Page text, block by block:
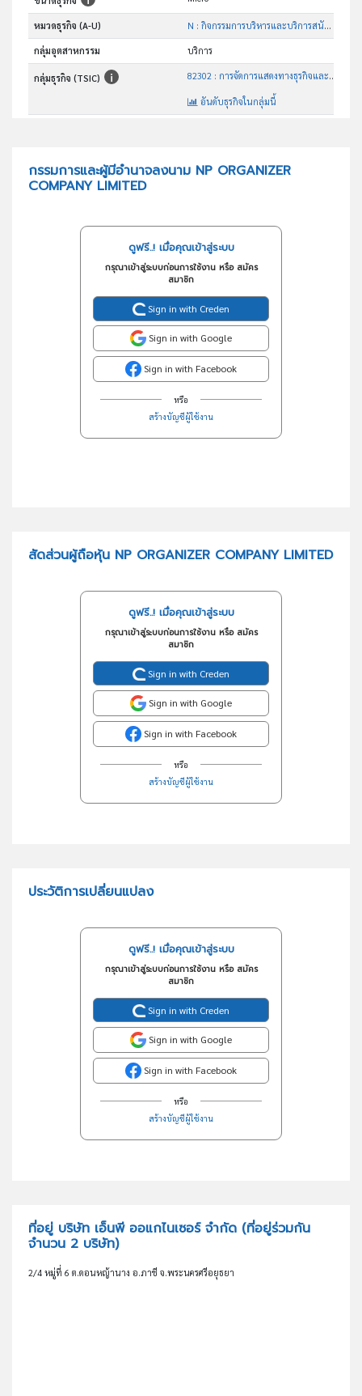
หมวดธุรกิจ (A-U) N : กิจกรรมการบริหารและบริการสนับสนุน
กลุ่มอุตสาหกรรม บริการ
กลุ่มธุรกิจ (TSIC) 82302 : การจัดการแสดงทางธุรกิจและการแสดงสินค้า
อันดับธุรกิจในกลุ่มนี้
กรรมการและผู้มีอำนาจลงนาม NP ORGANIZER
COMPANY LIMITED
ดูฟรี..! เมื่อคุณเข้าสู่ระบบ
กรุณาเข้าสู่ระบบก่อนการใช้งาน หรือ สมัคร
สมาชิก
Sign in with Creden
Sign in with Google
Sign in with Facebook
หรือ
สร้างบัญชีผู้ใช้งาน
สัดส่วนผู้ถือหุ้น NP ORGANIZER COMPANY LIMITED
ดูฟรี..! เมื่อคุณเข้าสู่ระบบ
กรุณาเข้าสู่ระบบก่อนการใช้งาน หรือ สมัคร
สมาชิก
Sign in with Creden
Sign in with Google
Sign in with Facebook
หรือ
สร้างบัญชีผู้ใช้งาน
ประวัติการเปลี่ยนแปลง
ดูฟรี..! เมื่อคุณเข้าสู่ระบบ
กรุณาเข้าสู่ระบบก่อนการใช้งาน หรือ สมัคร
สมาชิก
Sign in with Creden
Sign in with Google
Sign in with Facebook
หรือ
สร้างบัญชีผู้ใช้งาน
ที่อยู่ บริษัท เอ็นพี ออแกไนเซอร์ จำกัด (ที่อยู่ร่วมกัน
จำนวน 2 บริษัท)
2/4 หมู่ที่ 6 ต.ดอนหญ้านาง อ.ภาชี จ.พระนครศรีอยุธยา